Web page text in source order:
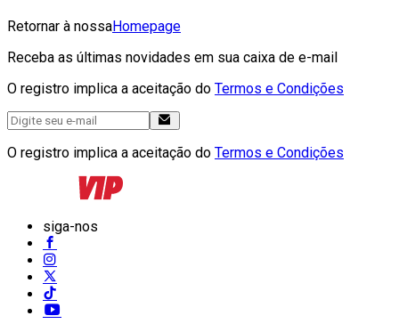
Retornar à nossaHomepage
Receba as últimas novidades em sua caixa de e-mail
O registro implica a aceitação do Termos e Condições
O registro implica a aceitação do Termos e Condições
siga-nos